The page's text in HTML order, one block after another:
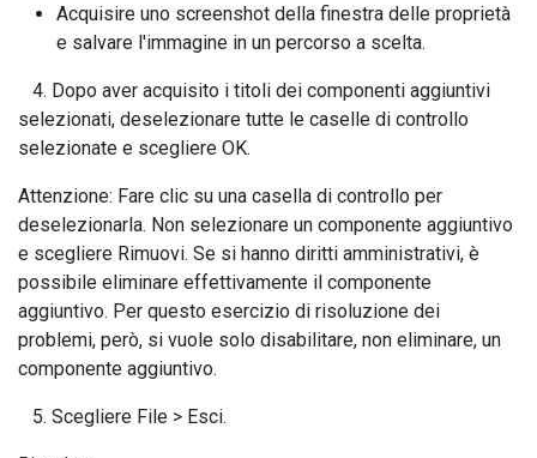
Acquisire uno screenshot della finestra delle proprietà
e salvare l'immagine in un percorso a scelta.
4. Dopo aver acquisito i titoli dei componenti aggiuntivi
selezionati, deselezionare tutte le caselle di controllo
selezionate e scegliere OK.
Attenzione: Fare clic su una casella di controllo per
deselezionarla. Non selezionare un componente aggiuntivo
e scegliere Rimuovi. Se si hanno diritti amministrativi, è
possibile eliminare effettivamente il componente
aggiuntivo. Per questo esercizio di risoluzione dei
problemi, però, si vuole solo disabilitare, non eliminare, un
componente aggiuntivo.
5. Scegliere File > Esci.